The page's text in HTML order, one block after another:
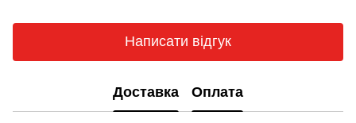
Написати відгук
Доставка Оплата